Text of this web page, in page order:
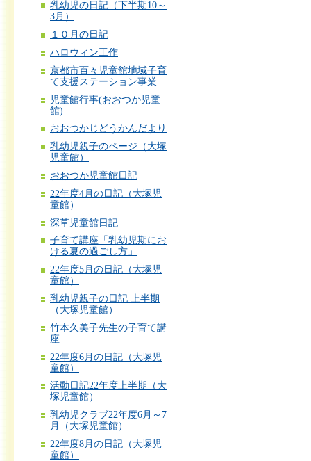
乳幼児の日記（下半期10～
3月）
１０月の日記
ハロウィン工作
京都市百々児童館地域子育
て支援ステーション事業
児童館行事(おおつか児童
館)
おおつかじどうかんだより
乳幼児親子のページ（大塚
児童館）
おおつか児童館日記
22年度4月の日記（大塚児
童館）
深草児童館日記
子育て講座「乳幼児期にお
ける夏の過ごし方」
22年度5月の日記（大塚児
童館）
乳幼児親子の日記 上半期
（大塚児童館）
竹本久美子先生の子育て講
座
22年度6月の日記（大塚児
童館）
活動日記22年度上半期（大
塚児童館）
乳幼児クラブ22年度6月～7
月（大塚児童館）
22年度8月の日記（大塚児
童館）